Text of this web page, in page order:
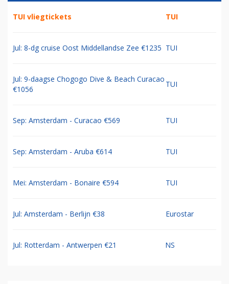
TUI vliegtickets TUI
Jul: 8-dg cruise Oost Middellandse Zee €1235 TUI
Jul: 9-daagse Chogogo Dive & Beach Curacao
€1056
TUI
Sep: Amsterdam - Curacao €569 TUI
Sep: Amsterdam - Aruba €614 TUI
Mei: Amsterdam - Bonaire €594 TUI
Jul: Amsterdam - Berlijn €38 Eurostar
Jul: Rotterdam - Antwerpen €21 NS